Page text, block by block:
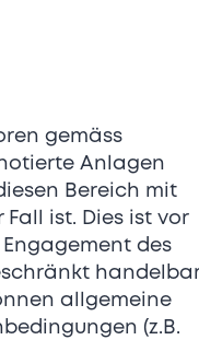
gemäss
Anlagen
Bereich mit
ist. Dies ist vor
des
allgemeine
(z.B.